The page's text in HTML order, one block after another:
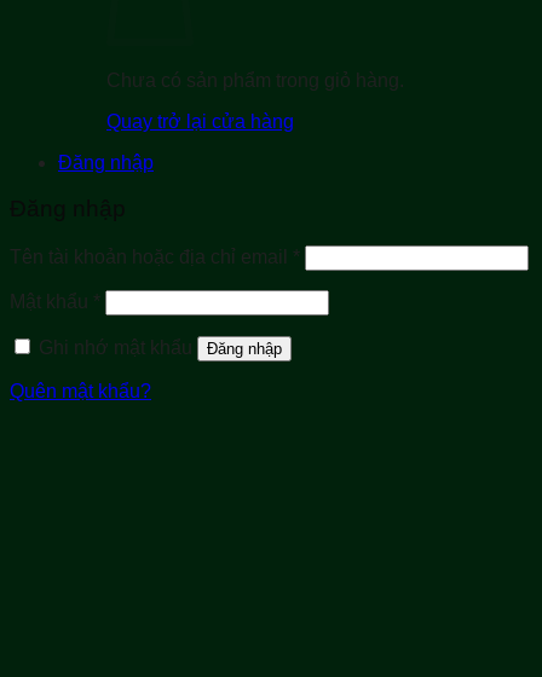
Chưa có sản phẩm trong giỏ hàng.
Quay trở lại cửa hàng
Đăng nhập
Đăng nhập
Tên tài khoản hoặc địa chỉ email *
buộc
Mật khẩu *
buộc
Ghi nhớ mật khẩu
Đăng nhập
Quên mật khẩu?